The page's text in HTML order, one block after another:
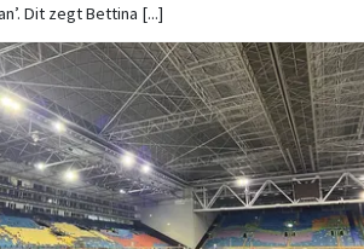
Dit zegt Bettina [...]